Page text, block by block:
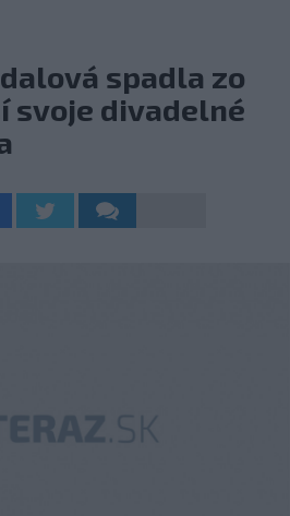
spadla zo
svoje divadelné